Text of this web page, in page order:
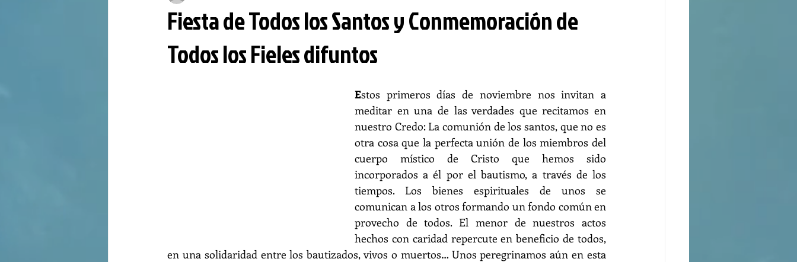
Fiesta de Todos los Santos y Conmemoración de
Todos los Fieles difuntos
Estos primeros días de noviembre nos invitan a
meditar en una de las verdades que recitamos en
nuestro Credo: La comunión de los santos, que no es
otra cosa que la perfecta unión de los miembros del
cuerpo místico de Cristo que hemos sido
incorporados a él por el bautismo, a través de los
tiempos. Los bienes espirituales de unos se
comunican a los otros formando un fondo común en
provecho de todos. El menor de nuestros actos
hechos con caridad repercute en beneficio de todos,
en una solidaridad entre los bautizados, vivos o muertos… Unos peregrinamos aún en esta